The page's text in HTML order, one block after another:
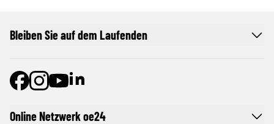
Online Netzwerk oe24
Bleiben Sie auf dem Laufenden